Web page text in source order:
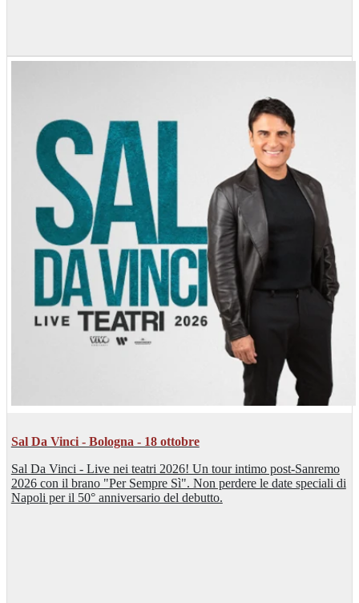
Sal Da Vinci - Bologna - 18 ottobre
Sal Da Vinci - Live nei teatri 2026! Un tour intimo post-Sanremo
2026 con il brano "Per Sempre Sì". Non perdere le date speciali di
Napoli per il 50° anniversario del debutto.